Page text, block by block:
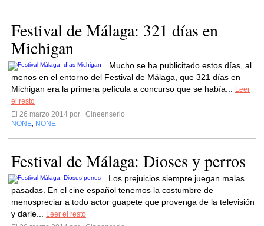
Festival de Málaga: 321 días en
Michigan
Mucho se ha publicitado estos días, al
menos en el entorno del Festival de Málaga, que 321 días en
Michigan era la primera película a concurso que se había...
Leer
el resto
El 26 marzo 2014 por
Cineenserio
NONE NONE
Festival de Málaga: Dioses y perros
Los prejuicios siempre juegan malas
pasadas. En el cine español tenemos la costumbre de
menospreciar a todo actor guapete que provenga de la televisión
y darle...
Leer el resto